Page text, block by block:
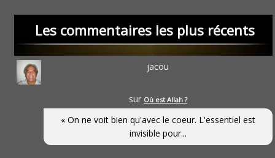
Les commentaires les plus récents
jacou
sur Où est Allah ?
« On ne voit bien qu'avec le coeur. L'essentiel est
invisible pour...